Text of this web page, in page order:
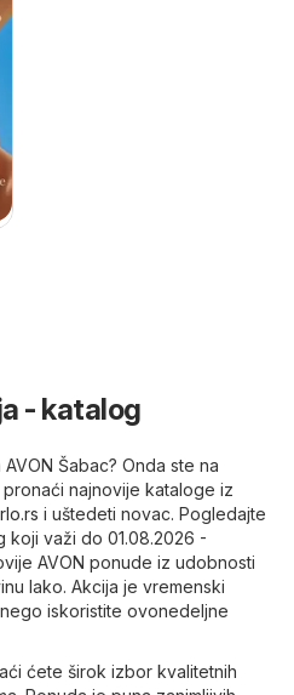
- katalog
Šabac? Onda ste na
najnovije kataloge iz
i uštedeti novac. Pogledajte
koji važi do 01.08.2026 -
AVON ponude iz udobnosti
lako. Akcija je vremenski
iskoristite ovonedeljne
ćete širok izbor kvalitetnih